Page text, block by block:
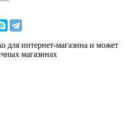
для интернет-магазина и может
магазинах